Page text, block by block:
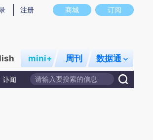
意图存在偏差。不代表财新观点和立场。推荐点击链
商城 订阅
注册
mini+ 周刊 数据通
讣闻